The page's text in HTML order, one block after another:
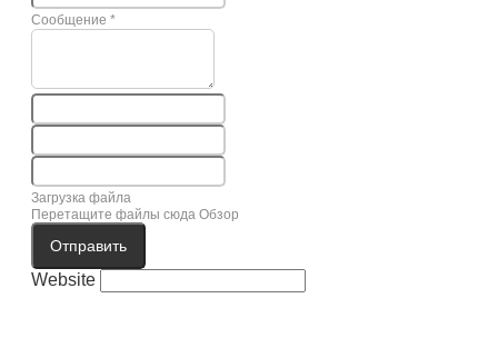
Сообщение *
Загрузка файла
Перетащите файлы сюда Обзор
Отправить
Website